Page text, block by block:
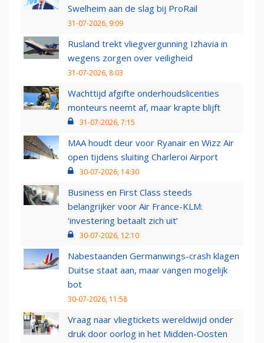
Swelheim aan de slag bij ProRail
31-07-2026, 9:09
Rusland trekt vliegvergunning Izhavia in
wegens zorgen over veiligheid
31-07-2026, 8:03
Wachttijd afgifte onderhoudslicenties
monteurs neemt af, maar krapte blijft
31-07-2026, 7:15
MAA houdt deur voor Ryanair en Wizz Air
open tijdens sluiting Charleroi Airport
30-07-2026, 14:30
Business en First Class steeds
belangrijker voor Air France-KLM:
‘investering betaalt zich uit’
30-07-2026, 12:10
Nabestaanden Germanwings-crash klagen
Duitse staat aan, maar vangen mogelijk
bot
30-07-2026, 11:58
Vraag naar vliegtickets wereldwijd onder
druk door oorlog in het Midden-Oosten